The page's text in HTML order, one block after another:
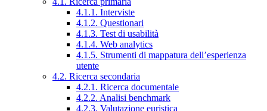
4.1.1. Interviste
4.1.2. Questionari
4.1.3. Test di usabilità
4.1.4. Web analytics
4.1.5. Strumenti di mappatura dell’esperienza
utente
4.2. Ricerca secondaria
4.2.1. Ricerca documentale
4.2.2. Analisi benchmark
4.2.3. Valutazione euristica